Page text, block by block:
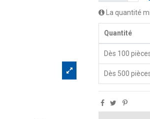
La quantité
Quantité
Dès 100
Dès 500